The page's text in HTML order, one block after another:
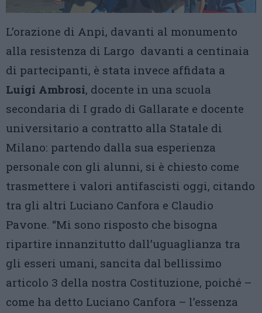
L’orazione di Anpi, davanti al monumento
alla resistenza di Largo davanti a centinaia
di partecipanti, è stata invece affidata a
Luigi Ambrosi, docente in una scuola
secondaria di I grado di Gallarate e docente
universitario a contratto alla Statale di
Milano: partendo dalla sua esperienza
personale con gli alunni, si è chiesto come
trasmettere i valori antifascisti oggi, citando
tra gli altri Luciano Canfora e Claudio
Pavone. “Mi sono risposto che bisogna
ripartire innanzitutto dall’uguaglianza tra
gli esseri umani, sancita dal bellissimo
articolo 3 della nostra Costituzione, poiché –
come ha detto Luciano Canfora – l’essenza